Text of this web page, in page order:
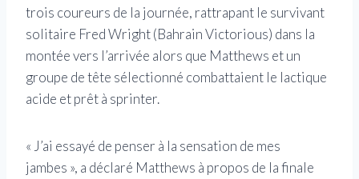
trois coureurs de la journée, rattrapant le survivant
solitaire Fred Wright (Bahrain Victorious) dans la
montée vers l’arrivée alors que Matthews et un
groupe de tête sélectionné combattaient le lactique
acide et prêt à sprinter.
« J’ai essayé de penser à la sensation de mes
jambes », a déclaré Matthews à propos de la finale